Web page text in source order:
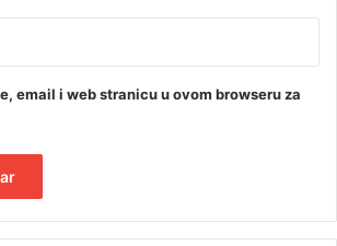
email i web stranicu u ovom browseru za